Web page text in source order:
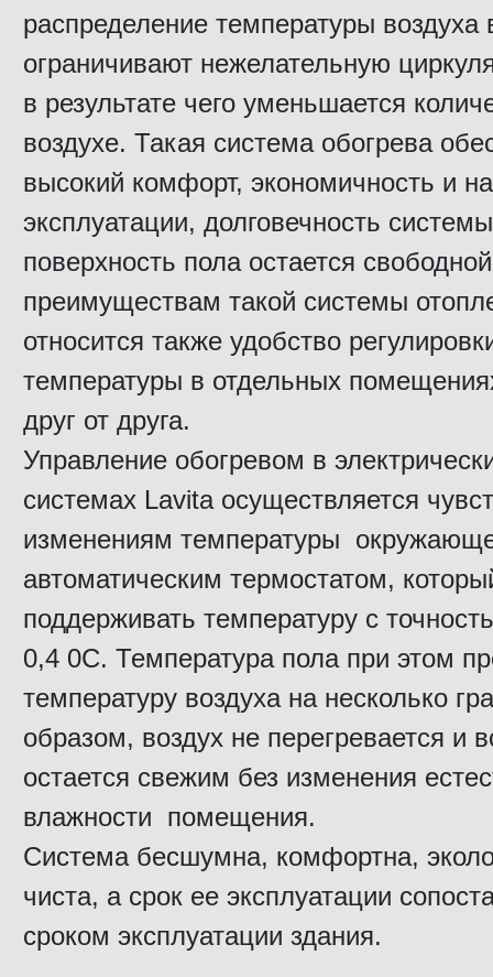
распределение температуры
ограничивают нежелательную
в результате чего уменьшается
воздухе. Такая система обогрева
высокий комфорт, экономичность и
эксплуатации, долговечность
поверхность пола остается
преимуществам такой системы
относится также удобство
температуры в отдельных
друг от друга.
Управление обогревом в
системах Lavita осуществляется
изменениям температуры
автоматическим термостатом,
поддерживать температуру с
0,4 0С. Температура пола при этом
температуру воздуха на несколько
образом, воздух не перегревается и
остается свежим без изменения
влажности помещения.
Система бесшумна, комфортна,
чиста, а срок ее эксплуатации
сроком эксплуатации здания.